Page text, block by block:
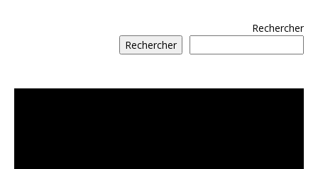
Rechercher
Rechercher